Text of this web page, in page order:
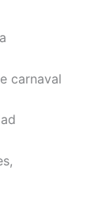
carnaval